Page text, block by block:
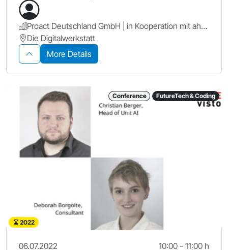
Proact Deutschland GmbH | in Kooperation mit ahd GmbH & Co. KG
Die Digitalwerkstatt
More Details
Conference FutureTech & Coding
2022
06.07.2022 10:00 - 11:00 h